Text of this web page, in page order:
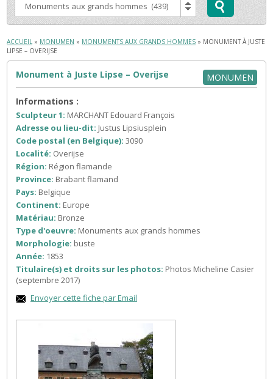
ACCUEIL » MONUMEN » MONUMENTS AUX GRANDS HOMMES » MONUMENT À JUSTE
LIPSE – OVERIJSE
MONUMEN
Monument à Juste Lipse – Overijse
Informations :
Sculpteur 1: MARCHANT Edouard François
Adresse ou lieu-dit: Justus Lipsiusplein
Code postal (en Belgique): 3090
Localité: Overijse
Région: Région flamande
Province: Brabant flamand
Pays: Belgique
Continent: Europe
Matériau: Bronze
Type d'oeuvre: Monuments aux grands hommes
Morphologie: buste
Année: 1853
Titulaire(s) et droits sur les photos: Photos Micheline Casier
(septembre 2017)
Envoyer cette fiche par Email